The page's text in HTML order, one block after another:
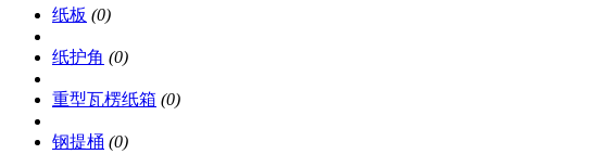
纸板 (0)
纸护角 (0)
重型瓦楞纸箱 (0)
钢提桶 (0)